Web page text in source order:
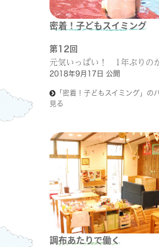
密着！子どもスイミング
第12回
元気いっぱい！ 1年ぶりの
2018年9月17日 公開
「密着！子どもスイミング」の
見る
調布あたりで働く